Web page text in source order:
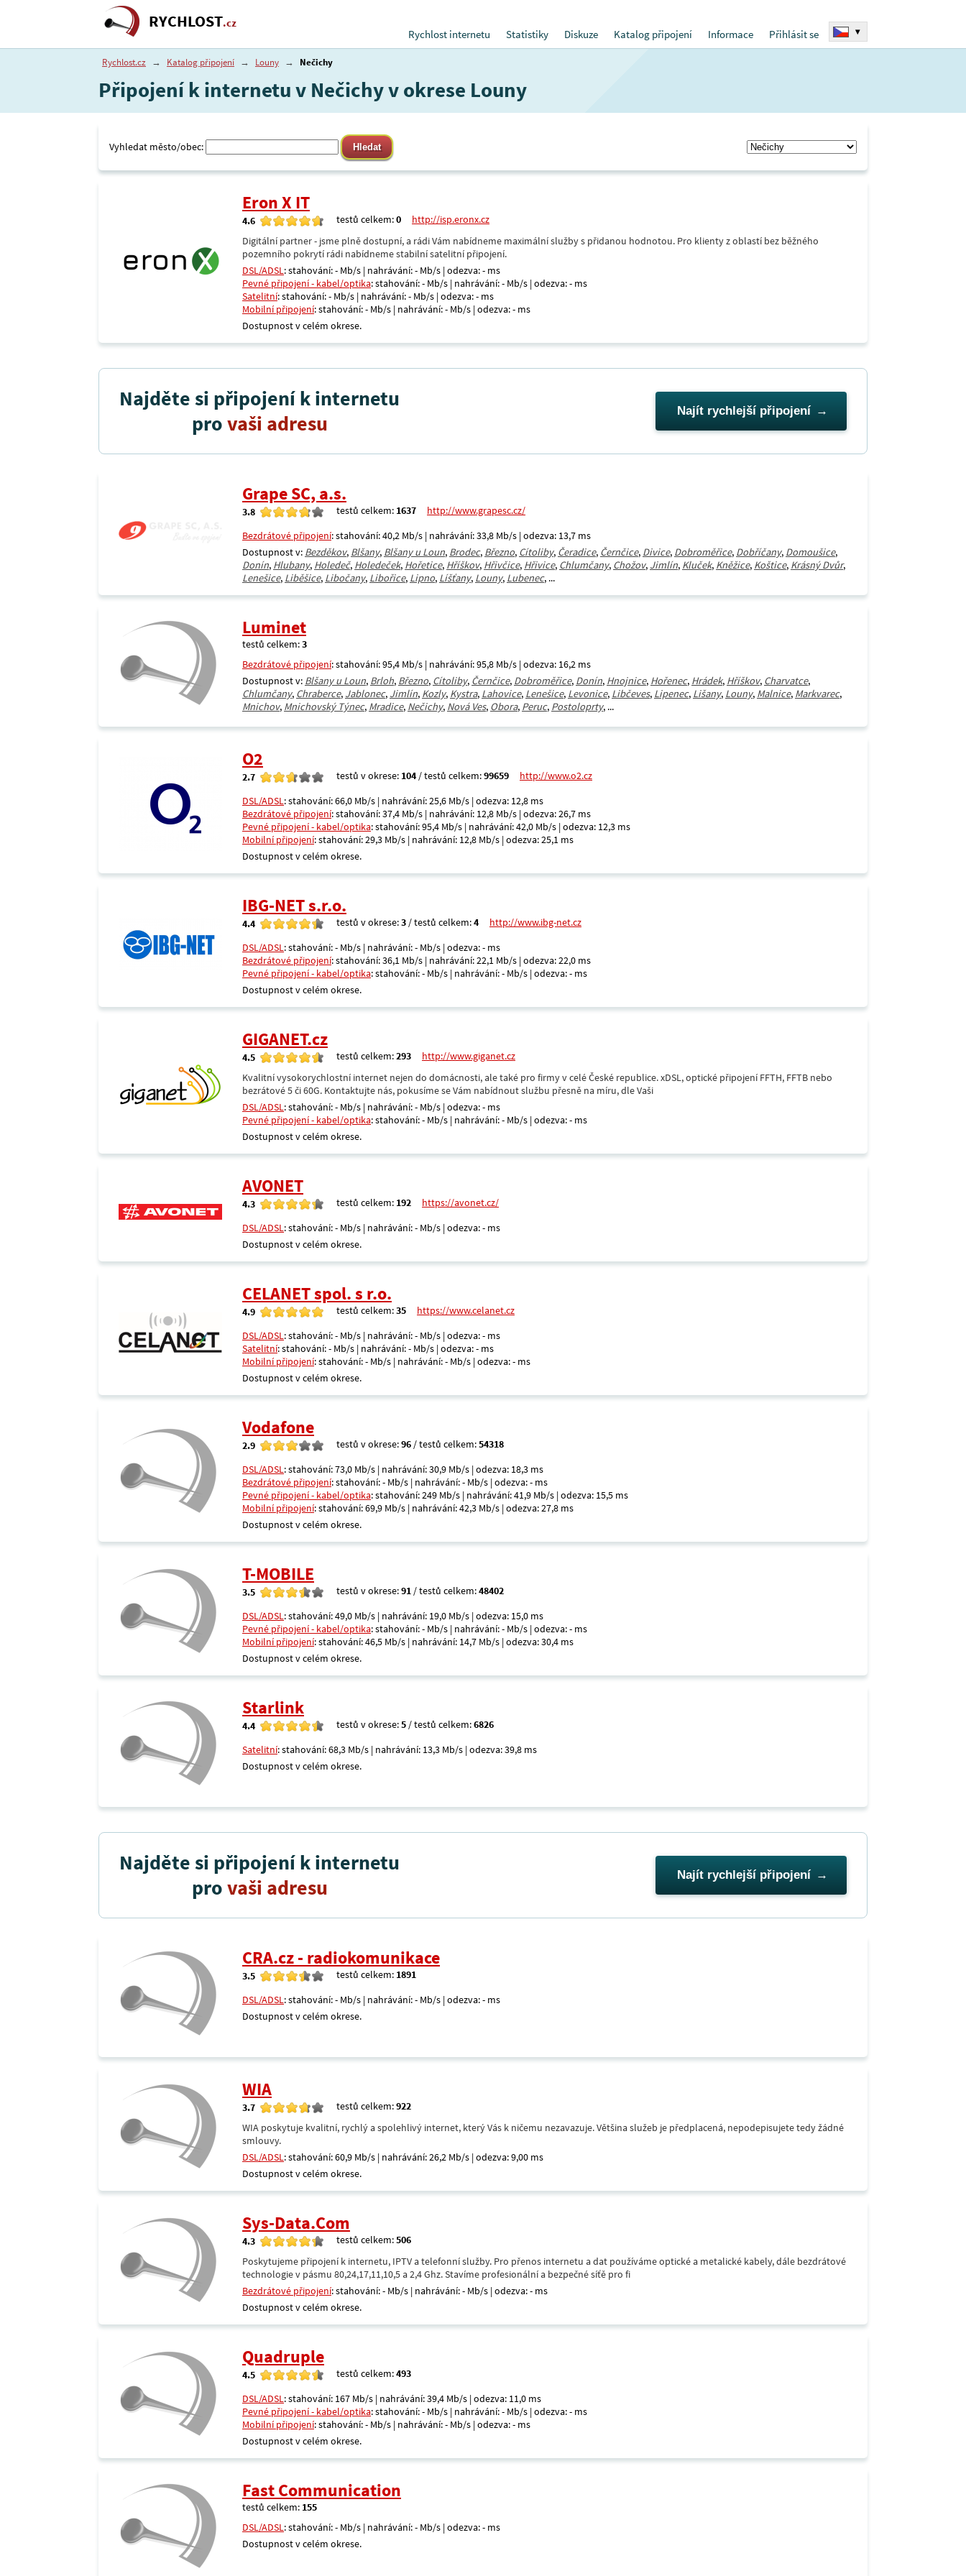
RYCHLOST.cz
Rychlost internetu
Statistiky Diskuze Katalog připojení Informace Přihlásit se ▾
Rychlost.cz → Katalog připojení → Louny → Nečichy
Připojení k internetu v Nečichy v okrese Louny
Vyhledat město/obec:
Eron X IT
4.6 testů celkem:0
http://isp.eronx.cz
Digitální partner - jsme plně dostupní, a rádi Vám nabídneme maximální služby s přidanou hodnotou. Pro klienty z oblastí bez běžného
pozemního pokrytí rádi nabídneme stabilní satelitní připojení.
DSL/ADSL: stahování: - Mb/s | nahrávání: - Mb/s | odezva: - ms
Pevné připojení - kabel/optika: stahování: - Mb/s | nahrávání: - Mb/s | odezva: - ms
Satelitní: stahování: - Mb/s | nahrávání: - Mb/s | odezva: - ms
Mobilní připojení: stahování: - Mb/s | nahrávání: - Mb/s | odezva: - ms
Dostupnost v celém okrese.
Najděte si připojení k internetu
provaši adresu Najít rychlejší připojení
Grape SC, a.s.
3.8 testů celkem: 1637
http://www.grapesc.cz/
Bezdrátové připojení: stahování: 40,2 Mb/s | nahrávání: 33,8 Mb/s | odezva: 13,7 ms
Dostupnost v: Bezděkov, Blšany, Blšany u Loun, Brodec, Březno, Cítoliby, Čeradice, Černčice, Divice, Dobroměřice, Dobříčany, Domoušice,
Donín, Hlubany, Holedeč, Holedeček, Hořetice, Hříškov, Hřivčice, Hřivice, Chlumčany, Chožov, Jimlín, Kluček, Kněžice, Koštice, Krásný Dvůr,
Lenešice, Liběšice, Libočany, Libořice, Lipno, Líšťany, Louny, Lubenec, ...
Luminet
testů celkem:3
Bezdrátové připojení: stahování: 95,4 Mb/s | nahrávání: 95,8 Mb/s | odezva: 16,2 ms
Dostupnost v: Blšany u Loun, Brloh, Březno, Cítoliby, Černčice, Dobroměřice, Donín, Hnojnice, Hořenec, Hrádek, Hříškov, Charvatce,
Chlumčany, Chraberce, Jablonec, Jimlín, Kozly, Kystra, Lahovice, Lenešice, Levonice, Libčeves, Lipenec, Lišany, Louny, Malnice, Markvarec,
Mnichov, Mnichovský Týnec, Mradice, Nečichy, Nová Ves, Obora, Peruc, Postoloprty, ...
O2
2.7 testů v okrese: 104 / testů celkem:99659
http://www.o2.cz
DSL/ADSL: stahování: 66,0 Mb/s | nahrávání: 25,6 Mb/s | odezva: 12,8 ms
Bezdrátové připojení: stahování: 37,4 Mb/s | nahrávání: 12,8 Mb/s | odezva: 26,7 ms
Pevné připojení - kabel/optika: stahování: 95,4 Mb/s | nahrávání: 42,0 Mb/s | odezva: 12,3 ms
Mobilní připojení: stahování: 29,3 Mb/s | nahrávání: 12,8 Mb/s | odezva: 25,1 ms
Dostupnost v celém okrese.
IBG-NET s.r.o.
4.4 testů v okrese:3 / testů celkem:4
http://www.ibg-net.cz
DSL/ADSL: stahování: - Mb/s | nahrávání: - Mb/s | odezva: - ms
Bezdrátové připojení: stahování: 36,1 Mb/s | nahrávání: 22,1 Mb/s | odezva: 22,0 ms
Pevné připojení - kabel/optika: stahování: - Mb/s | nahrávání: - Mb/s | odezva: - ms
Dostupnost v celém okrese.
GIGANET.cz
4.5 testů celkem:293
http://www.giganet.cz
Kvalitní vysokorychlostní internet nejen do domácnosti, ale také pro firmy v celé České republice. xDSL, optické připojení FFTH, FFTB nebo
bezrátové 5 či 60G. Kontaktujte nás, pokusíme se Vám nabídnout službu přesně na míru, dle Vaši
DSL/ADSL: stahování: - Mb/s | nahrávání: - Mb/s | odezva: - ms
Pevné připojení - kabel/optika: stahování: - Mb/s | nahrávání: - Mb/s | odezva: - ms
Dostupnost v celém okrese.
AVONET
4.3 testů celkem: 192
https://avonet.cz/
DSL/ADSL: stahování: - Mb/s | nahrávání: - Mb/s | odezva: - ms
Dostupnost v celém okrese.
CELANET spol. s r.o.
4.9 testů celkem:35
https://www.celanet.cz
DSL/ADSL: stahování: - Mb/s | nahrávání: - Mb/s | odezva: - ms
Satelitní: stahování: - Mb/s | nahrávání: - Mb/s | odezva: - ms
Mobilní připojení: stahování: - Mb/s | nahrávání: - Mb/s | odezva: - ms
Dostupnost v celém okrese.
Vodafone
2.9 testů v okrese:96 / testů celkem:54318
DSL/ADSL: stahování: 73,0 Mb/s | nahrávání: 30,9 Mb/s | odezva: 18,3 ms
Bezdrátové připojení: stahování: - Mb/s | nahrávání: - Mb/s | odezva: - ms
Pevné připojení - kabel/optika: stahování: 249 Mb/s | nahrávání: 41,9 Mb/s | odezva: 15,5 ms
Mobilní připojení: stahování: 69,9 Mb/s | nahrávání: 42,3 Mb/s | odezva: 27,8 ms
Dostupnost v celém okrese.
T-MOBILE
3.5 testů v okrese:91 / testů celkem:48402
DSL/ADSL: stahování: 49,0 Mb/s | nahrávání: 19,0 Mb/s | odezva: 15,0 ms
Pevné připojení - kabel/optika: stahování: - Mb/s | nahrávání: - Mb/s | odezva: - ms
Mobilní připojení: stahování: 46,5 Mb/s | nahrávání: 14,7 Mb/s | odezva: 30,4 ms
Dostupnost v celém okrese.
Starlink
4.4 testů v okrese:5 / testů celkem:6826
Satelitní: stahování: 68,3 Mb/s | nahrávání: 13,3 Mb/s | odezva: 39,8 ms
Dostupnost v celém okrese.
Najděte si připojení k internetu
provaši adresu Najít rychlejší připojení
CRA.cz - radiokomunikace
3.5 testů celkem: 1891
DSL/ADSL: stahování: - Mb/s | nahrávání: - Mb/s | odezva: - ms
Dostupnost v celém okrese.
WIA
3.7 testů celkem:922
WIA poskytuje kvalitní, rychlý a spolehlivý internet, který Vás k ničemu nezavazuje. Většina služeb je předplacená, nepodepisujete tedy žádné
smlouvy.
DSL/ADSL: stahování: 60,9 Mb/s | nahrávání: 26,2 Mb/s | odezva: 9,00 ms
Dostupnost v celém okrese.
Sys-Data.Com
4.3 testů celkem:506
Poskytujeme připojení k internetu, IPTV a telefonní služby. Pro přenos internetu a dat používáme optické a metalické kabely, dále bezdrátové
technologie v pásmu 80,24,17,11,10,5 a 2,4 Ghz. Stavíme profesionální a bezpečné síťě pro fi
Bezdrátové připojení: stahování: - Mb/s | nahrávání: - Mb/s | odezva: - ms
Dostupnost v celém okrese.
Quadruple
4.5 testů celkem:493
DSL/ADSL: stahování: 167 Mb/s | nahrávání: 39,4 Mb/s | odezva: 11,0 ms
Pevné připojení - kabel/optika: stahování: - Mb/s | nahrávání: - Mb/s | odezva: - ms
Mobilní připojení: stahování: - Mb/s | nahrávání: - Mb/s | odezva: - ms
Dostupnost v celém okrese.
Fast Communication
testů celkem: 155
DSL/ADSL: stahování: - Mb/s | nahrávání: - Mb/s | odezva: - ms
Dostupnost v celém okrese.